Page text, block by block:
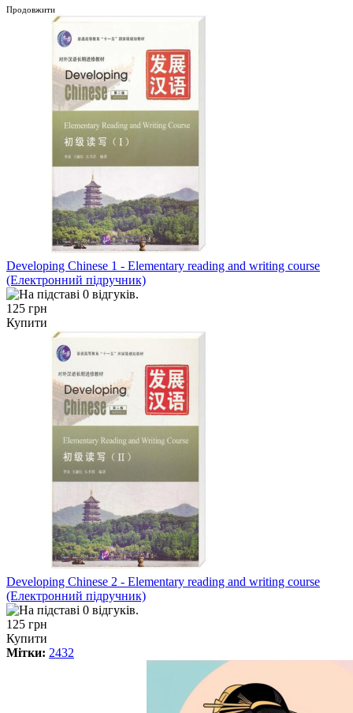
Продовжити
Developing Chinese 1 - Elementary reading and writing course
(Електронний підручник)
125 грн
Купити
Developing Chinese 2 - Elementary reading and writing course
(Електронний підручник)
125 грн
Купити
Мітки: 2432